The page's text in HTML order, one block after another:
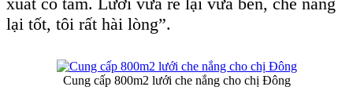
lại tốt, tôi rất hài lòng”.
Cung cấp 800m2 lưới che nắng cho chị Đông